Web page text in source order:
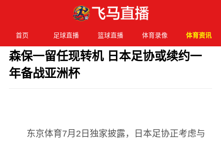
首页 足球直播 篮球直播 体育录像 体育资讯
森保一留任现转机 日本足协或续约一
年备战亚洲杯
东京体育7月2日独家披露，日本足协正考虑与